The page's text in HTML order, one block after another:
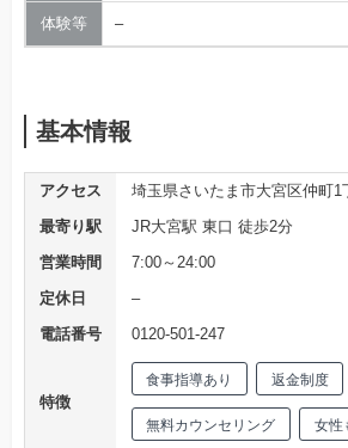
体験等 –
基本情報
アクセス
埼玉県さいたま市大宮区仲町1
最寄り駅
JR大宮駅 東口 徒歩2分
営業時間
7:00～24:00
定休日
–
電話番号
0120-501-247
特徴
食事指導あり 返金制度
無料カウンセリング 女性